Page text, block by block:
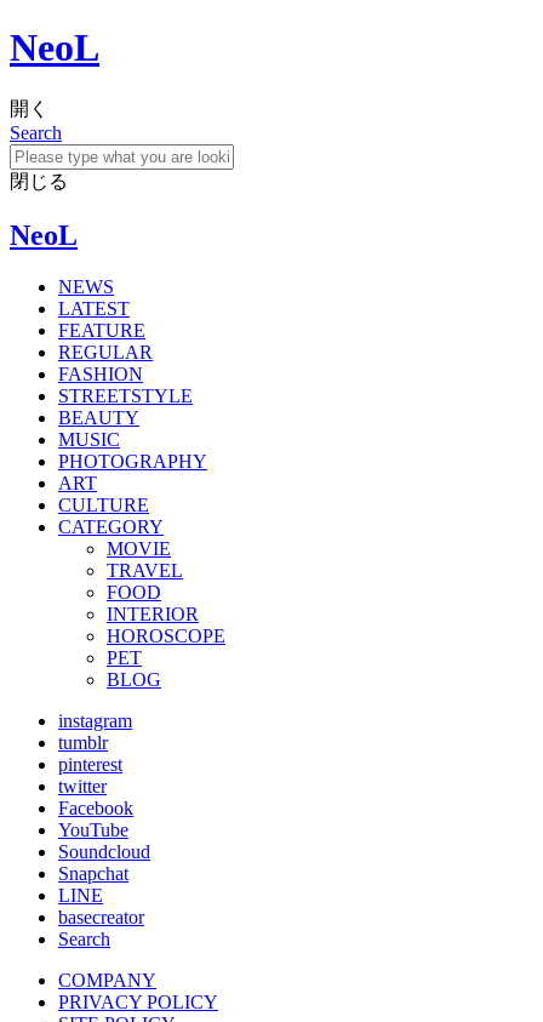
NeoL
開く
Search
閉じる
NeoL
NEWS
LATEST
FEATURE
REGULAR
FASHION
STREETSTYLE
BEAUTY
MUSIC
PHOTOGRAPHY
ART
CULTURE
CATEGORY
MOVIE
TRAVEL
FOOD
INTERIOR
HOROSCOPE
PET
BLOG
instagram
tumblr
pinterest
twitter
Facebook
YouTube
Soundcloud
Snapchat
LINE
basecreator
Search
COMPANY
PRIVACY POLICY